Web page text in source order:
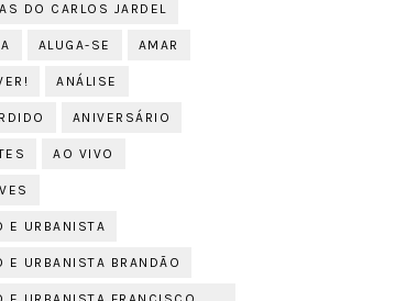
DO CARLOS JARDEL
ALUGA-SE AMAR
ANÁLISE
ANIVERSÁRIO
AO VIVO
E URBANISTA
E URBANISTA BRANDÃO